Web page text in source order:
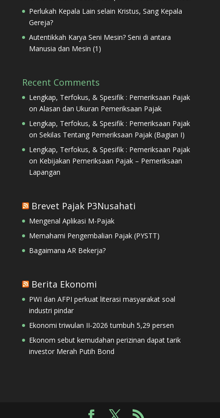
Perlukah Kepala Lain selain Kristus, Sang Kepala
Gereja?
Autentikkah Karya Seni Mesin? Seni di antara
Manusia dan Mesin (1)
Recent Comments
Lengkap, Terfokus, & Spesifik : Pemeriksaan Pajak
on Alasan dan Ukuran Pemeriksaan Pajak
Lengkap, Terfokus, & Spesifik : Pemeriksaan Pajak
on Sekilas Tentang Pemeriksaan Pajak (Bagian I)
Lengkap, Terfokus, & Spesifik : Pemeriksaan Pajak
on Kebijakan Pemeriksaan Pajak – Pemeriksaan
Lapangan
Brevet Pajak P3Nusahati
Mengenal Aplikasi M-Pajak
Memahami Pengembalian Pajak (PYSTT)
Bagaimana AR Bekerja?
Berita Ekonomi
PWI dan AFPI perkuat literasi masyarakat soal
industri pindar
Ekonomi triwulan II-2026 tumbuh 5,29 persen
Ekonom sebut kemudahan perizinan dapat tarik
investor Merah Putih Bond